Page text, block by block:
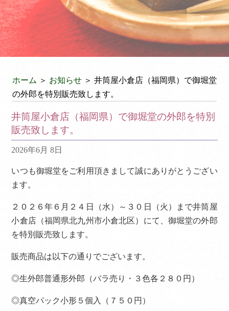
ホーム ＞ お知らせ ＞ 井筒屋小倉店（福岡県）で御堀堂
の外郎を特別販売致します。
井筒屋小倉店（福岡県）で御堀堂の外郎を特別
販売致します。
2026年6月 8日
いつも御堀堂をご利用頂きまして誠にありがとうござい
ます。
２０２６年６月２４日（水）～３０日（火）まで井筒屋
小倉店（福岡県北九州市小倉北区）にて、御堀堂の外郎
を特別販売致します。
販売商品は以下の通りでございます。
◎生外郎普通形外郎（バラ売り・３色各２８０円）
◎真空パック小形５個入（７５０円）